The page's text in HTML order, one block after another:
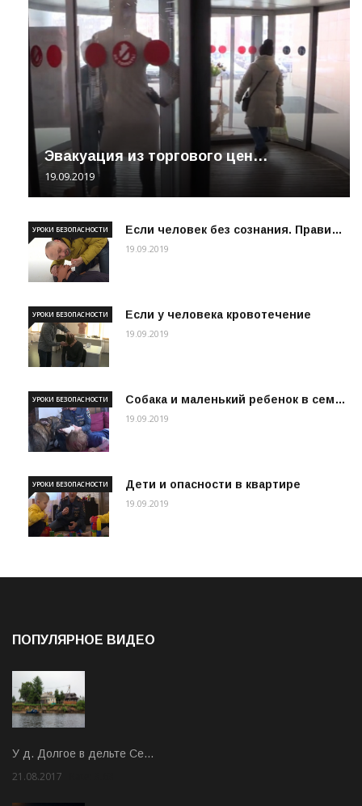
Эвакуация из торгового цен…
19.09.2019
Если человек без сознания. Прави…
УРОКИ БЕЗОПАСНОСТИ
19.09.2019
Если у человека кровотечение
УРОКИ БЕЗОПАСНОСТИ
19.09.2019
Собака и маленький ребенок в сем…
УРОКИ БЕЗОПАСНОСТИ
19.09.2019
Дети и опасности в квартире
УРОКИ БЕЗОПАСНОСТИ
19.09.2019
ПОПУЛЯРНОЕ ВИДЕО
У д. Долгое в дельте Се…
21.08.2017